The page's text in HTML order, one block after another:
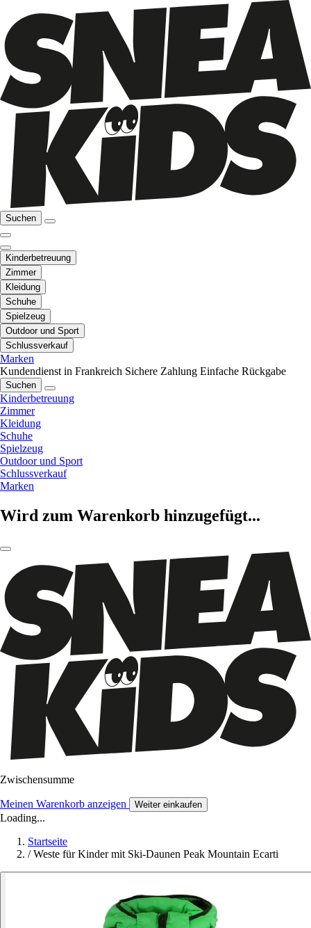
Suchen
Kinderbetreuung
Zimmer
Kleidung
Schuhe
Spielzeug
Outdoor und Sport
Schlussverkauf
Marken
Kundendienst in Frankreich Sichere Zahlung Einfache Rückgabe
Suchen
Kinderbetreuung
Zimmer
Kleidung
Schuhe
Spielzeug
Outdoor und Sport
Schlussverkauf
Marken
Wird zum Warenkorb hinzugefügt...
Zwischensumme
Meinen Warenkorb anzeigen Weiter einkaufen
Loading...
Startseite
/ Weste für Kinder mit Ski-Daunen Peak Mountain Ecarti